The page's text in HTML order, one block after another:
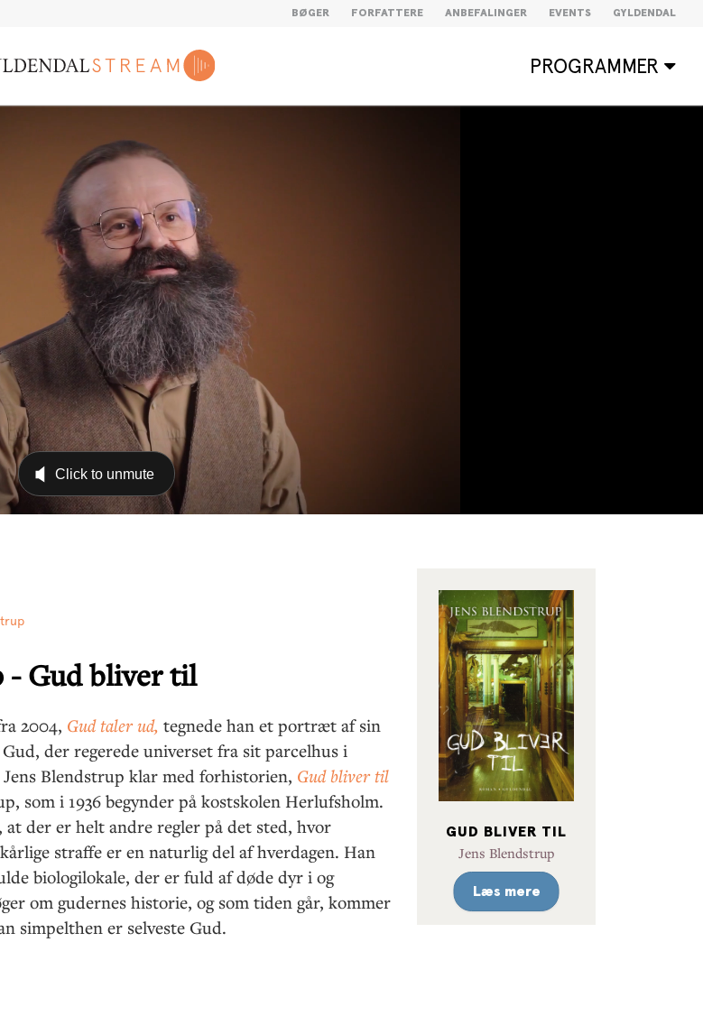
BØGER FORFATTERE ANBEFALINGER EVENTS GYLDENDAL
PROGRAMMER
- Gud bliver til
2004, Gud taler ud, tegnede han et portræt af sin
der regerede universet fra sit parcelhus i
Jens Blendstrup klar med forhistorien, Gud bliver til
som i 1936 begynder på kostskolen Herlufsholm.
der er helt andre regler på det sted, hvor
straffe er en naturlig del af hverdagen. Han
biologilokale, der er fuld af døde dyr i og
om gudernes historie, og som tiden går, kommer
simpelthen er selveste Gud.
GUD BLIVER TIL
Jens Blendstrup
Læs mere